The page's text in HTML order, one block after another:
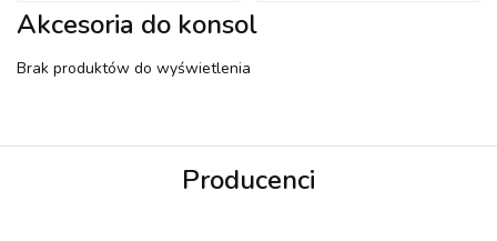
Akcesoria do konsol
Brak produktów do wyświetlenia
Producenci